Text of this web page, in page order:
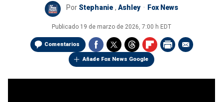
Por Stephanie , Ashley Fox News
Publicado 19 de marzo de 2026, 7:00 h EDT
Comentarios
Añade Fox News Google